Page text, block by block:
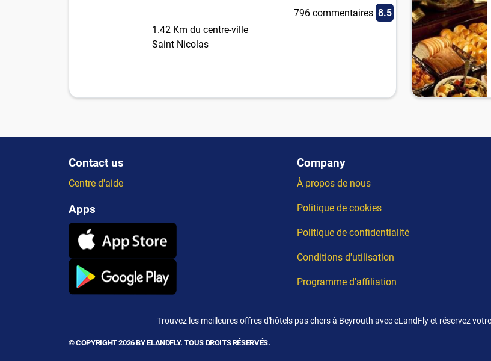
796 commentaires 8.5
1.42 Km du centre-ville
Saint Nicolas
Contact us
Centre d'aide
Apps
Company
À propos de nous
Politique de cookies
Politique de confidentialité
Conditions d'utilisation
Programme d'affiliation
Trouvez les meilleures offres d'hôtels pas chers à Beyrouth avec eLandFly et réservez
© COPYRIGHT 2026 BY ELANDFLY. TOUS DROITS RÉSERVÉS.